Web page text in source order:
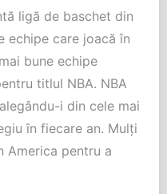
ligă de baschet din
echipe care joacă în
bune echipe
titlul NBA. NBA
i din cele mai
în fiecare an. Mulți
America pentru a